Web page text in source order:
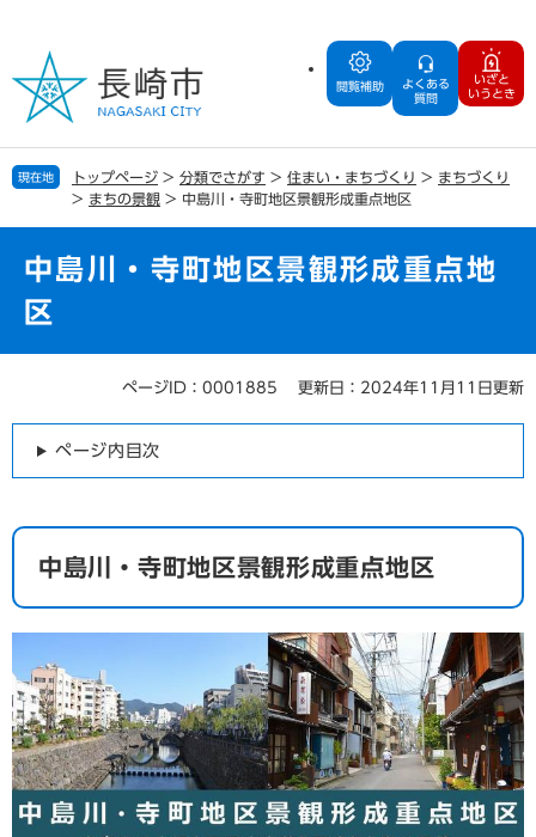
の
で
す
ー
ば
し
閲覧補助
よくある
質問
いざと
いうとき
現在地 トップページ > 分類でさがす > 住まい・まちづくり > まちづくり
> まちの景観 > 中島川・寺町地区景観形成重点地区
中島川・寺町地区景観形成重点地
区
ページID：0001885 更新日：2024年11月11日更新
ページ内目次
中島川・寺町地区景観形成重点地区